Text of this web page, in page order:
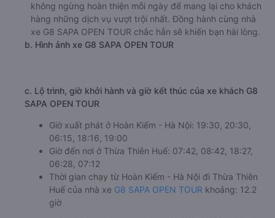
không ngừng hoàn thiện mỗi ngày để mang lại cho khách
hàng những dịch vụ vượt trội nhất. Đồng hành cùng nhà
xe G8 SAPA OPEN TOUR chắc hẳn sẽ khiến bạn hài lòng.
b. Hình ảnh xe G8 SAPA OPEN TOUR
c. Lộ trình, giờ khởi hành và giờ kết thúc của xe khách G8
SAPA OPEN TOUR
Giờ xuất phát ở Hoàn Kiếm - Hà Nội: 19:30, 20:30,
06:15, 18:16, 19:00
Giờ đến nơi ở Thừa Thiên Huế: 07:42, 08:42, 18:27,
06:28, 07:12
Thời gian chạy từ Hoàn Kiếm - Hà Nội đi Thừa Thiên
Huế của nhà xe G8 SAPA OPEN TOUR khoảng: 12.2
giờ